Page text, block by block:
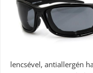
lencsével, antiallergén